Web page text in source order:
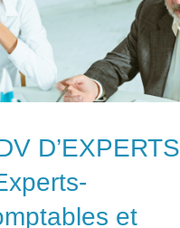
D’EXPERTS
et